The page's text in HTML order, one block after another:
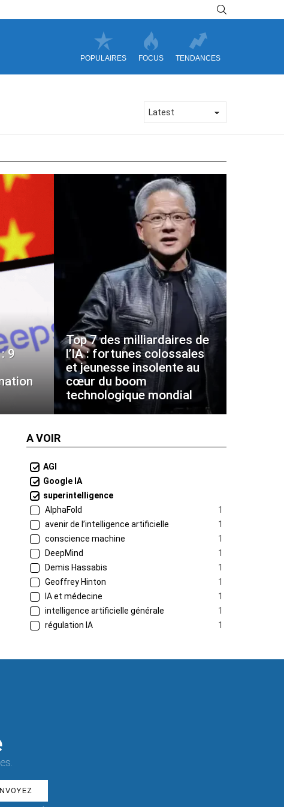
POPULAIRES FOCUS TENDANCES
9
Top 7 des milliardaires de
l’IA : fortunes colossales
et jeunesse insolente au
cœur du boom
technologique mondial
A VOIR
AGI
Google IA
superintelligence
AlphaFold
1
avenir de l’intelligence artificielle
1
conscience machine
1
DeepMind
1
Demis Hassabis
1
Geoffrey Hinton
1
IA et médecine
1
intelligence artificielle générale
1
régulation IA
1